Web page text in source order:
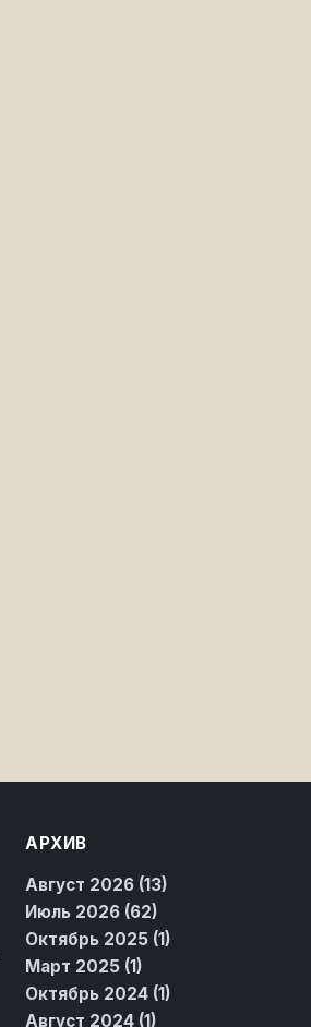
АРХИВ
Август 2026 (13)
Июль 2026 (62)
Октябрь 2025 (1)
Март 2025 (1)
Октябрь 2024 (1)
Август 2024 (1)